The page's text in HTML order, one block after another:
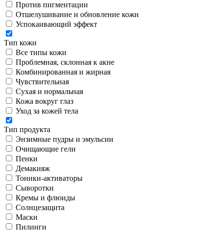
Против пигментации
Отшелушивание и обновление кожи
Успокаивающий эффект
Тип кожи
Все типы кожи
Проблемная, склонная к акне
Комбинированная и жирная
Чувствительная
Сухая и нормальная
Кожа вокруг глаз
Уход за кожей тела
Тип продукта
Энзимные пудры и эмульсии
Очищающие гели
Пенки
Демакияж
Тоники-активаторы
Сыворотки
Кремы и флюиды
Солнцезащита
Маски
Пилинги